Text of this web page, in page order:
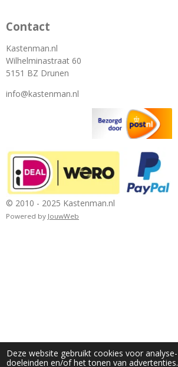
Deze website gebruikt cookies voor analyse-
doeleinden en/of het tonen van advertenties.
Contact
Kastenman.nl
Wilhelminastraat 60
5151 BZ Drunen
info@kastenman.nl
© 2010 - 2025 Kastenman.nl
Powered by JouwWeb